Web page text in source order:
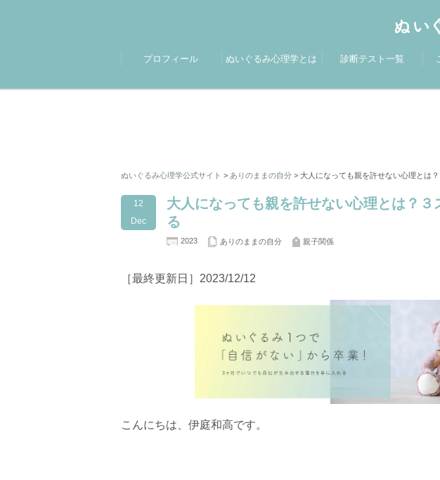
プロフィール ぬいぐるみ心理学とは 診断テスト一覧
ぬいぐるみ心理学公式サイト > ありのままの自分 > 大人になっても親を許せない心理とは
12
Dec
大人になっても親を許せない心理とは？３
る
2023 ありのままの自分 親子関係
［最終更新日］2023/12/12
こんにちは、伊庭和高です。